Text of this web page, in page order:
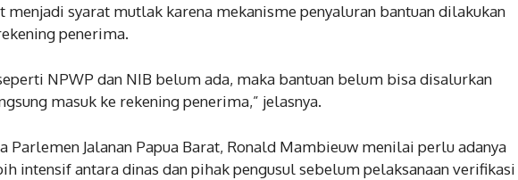
menjadi syarat mutlak karena mekanisme penyaluran bantuan dilakukan
penerima.
NPWP dan NIB belum ada, maka bantuan belum bisa disalurkan
masuk ke rekening penerima,” jelasnya.
Parlemen Jalanan Papua Barat, Ronald Mambieuw menilai perlu adanya
intensif antara dinas dan pihak pengusul sebelum pelaksanaan verifikasi